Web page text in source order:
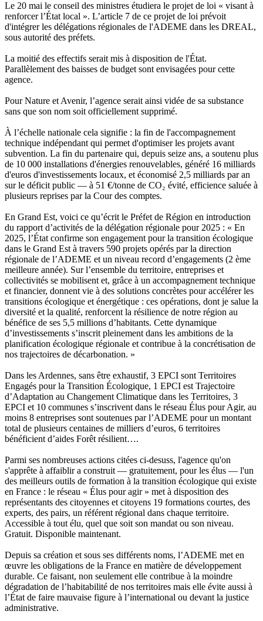
Le 20 mai le conseil des ministres étudiera le projet de loi « visant à
renforcer l’État local ». L’article 7 de ce projet de loi prévoit
d'intégrer les délégations régionales de l'ADEME dans les DREAL,
sous autorité des préfets.
La moitié des effectifs serait mis à disposition de l'État.
Parallèlement des baisses de budget sont envisagées pour cette
agence.
Pour Nature et Avenir, l’agence serait ainsi vidée de sa substance
sans que son nom soit officiellement supprimé.
À l’échelle nationale cela signifie : la fin de l'accompagnement
technique indépendant qui permet d'optimiser les projets avant
subvention. La fin du partenaire qui, depuis seize ans, a soutenu plus
de 10 000 installations d'énergies renouvelables, généré 16 milliards
d'euros d'investissements locaux, et économisé 2,5 milliards par an
sur le déficit public — à 51 €/tonne de CO₂ évité, efficience saluée à
plusieurs reprises par la Cour des comptes.
En Grand Est, voici ce qu’écrit le Préfet de Région en introduction
du rapport d’activités de la délégation régionale pour 2025 : « En
2025, l’État confirme son engagement pour la transition écologique
dans le Grand Est à travers 590 projets opérés par la direction
régionale de l’ADEME et un niveau record d’engagements (2 ème
meilleure année). Sur l’ensemble du territoire, entreprises et
collectivités se mobilisent et, grâce à un accompagnement technique
et financier, donnent vie à des solutions concrètes pour accélérer les
transitions écologique et énergétique : ces opérations, dont je salue la
diversité et la qualité, renforcent la résilience de notre région au
bénéfice de ses 5,5 millions d’habitants. Cette dynamique
d’investissements s’inscrit pleinement dans les ambitions de la
planification écologique régionale et contribue à la concrétisation de
nos trajectoires de décarbonation. »
Dans les Ardennes, sans être exhaustif, 3 EPCI sont Territoires
Engagés pour la Transition Écologique, 1 EPCI est Trajectoire
d’Adaptation au Changement Climatique dans les Territoires, 3
EPCI et 10 communes s’inscrivent dans le réseau Élus pour Agir, au
moins 8 entreprises sont soutenues par l’ADEME pour un montant
total de plusieurs centaines de milliers d’euros, 6 territoires
bénéficient d’aides Forêt résilient….
Parmi ses nombreuses actions citées ci-desuss, l'agence qu'on
s'apprête à affaiblir a construit — gratuitement, pour les élus — l'un
des meilleurs outils de formation à la transition écologique qui existe
en France : le réseau « Élus pour agir » met à disposition des
représentants des citoyennes et citoyens 19 formations courtes, des
experts, des pairs, un référent régional dans chaque territoire.
Accessible à tout élu, quel que soit son mandat ou son niveau.
Gratuit. Disponible maintenant.
Depuis sa création et sous ses différents noms, l’ADEME met en
œuvre les obligations de la France en matière de développement
durable. Ce faisant, non seulement elle contribue à la moindre
dégradation de l’habitabilité de nos territoires mais elle évite aussi à
l’État de faire mauvaise figure à l’international ou devant la justice
administrative.